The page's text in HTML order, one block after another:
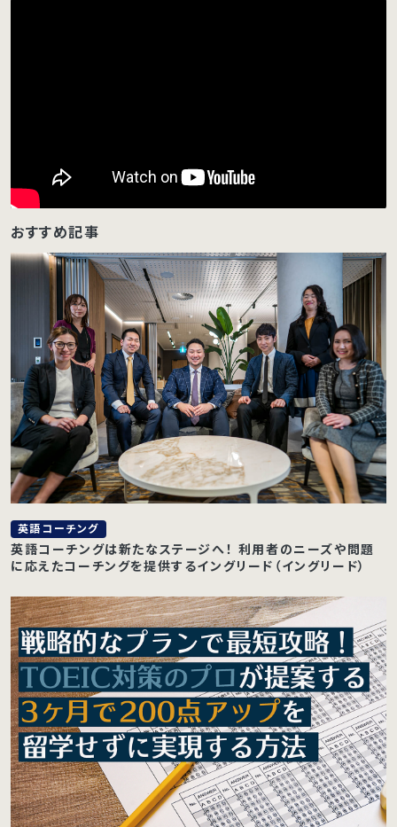
おすすめ記事
英語コーチング
英語コーチングは新たなステージへ！ 利用者のニーズや問題
に応えたコーチングを提供するイングリード（イングリード）